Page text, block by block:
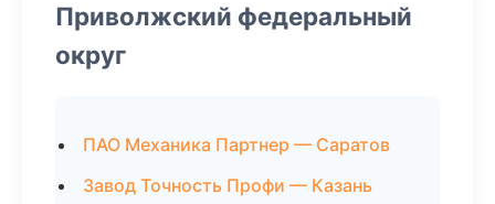
Приволжский федеральный
округ
ПАО Механика Партнер — Саратов
Завод Точность Профи — Казань